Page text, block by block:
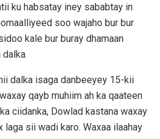
ku habsatay iney sababtay in
soo wajaho bur bur
kale bur buray dhamaan
dalka isaga danbeeyey 15-kii
qayb muhiim ah ka qaateen
ciidanka, Dowlad kastana waxay
sii wadi karo. Waxaa ilaahay